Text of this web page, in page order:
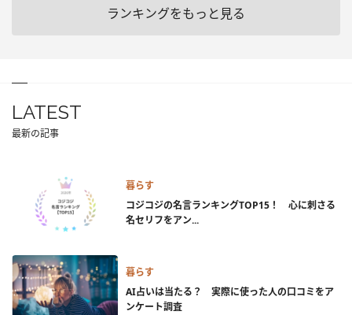
ランキングをもっと見る
LATEST
最新の記事
暮らす
コジコジの名言ランキングTOP15！ 心に刺さる
名セリフをアン...
暮らす
AI占いは当たる？ 実際に使った人の口コミをア
ンケート調査